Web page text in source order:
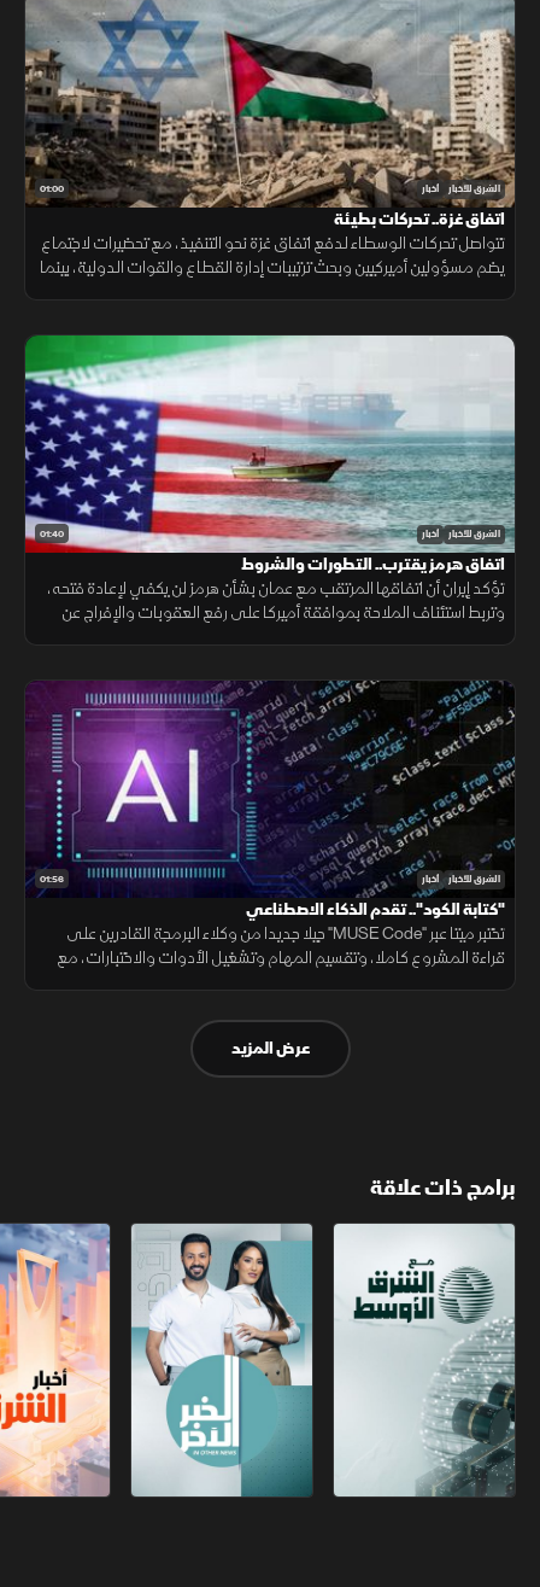
01:00 الشرق للأخبار أخبار
اتفاق غزة.. تحركات بطيئة
تتواصل تحركات الوسطاء لدفع اتفاق غزة نحو التنفيذ، مع تحضيرات لاجتماع
يضم مسؤولين أميركيين وبحث ترتيبات إدارة القطاع والقوات الدولية، بينما
01:40 الشرق للأخبار أخبار
اتفاق هرمز يقترب.. التطورات والشروط
تؤكد إيران أن اتفاقها المرتقب مع عمان بشأن هرمز لن يكفي لإعادة فتحه،
وتربط استئناف الملاحة بموافقة أميركا على رفع العقوبات والإفراج عن
01:56 الشرق للأخبار أخبار
"كتابة الكود".. تقدم الذكاء الاصطناعي
تختبر ميتا عبر "MUSE Code" جيلا جديدا من وكلاء البرمجة القادرين على
قراءة المشروع كاملا، وتقسيم المهام وتشغيل الأدوات والاختبارات، مع
عرض المزيد
برامج ذات علاقة
مع الشرق الأوسط الخبر الآخر أخبار الشرق